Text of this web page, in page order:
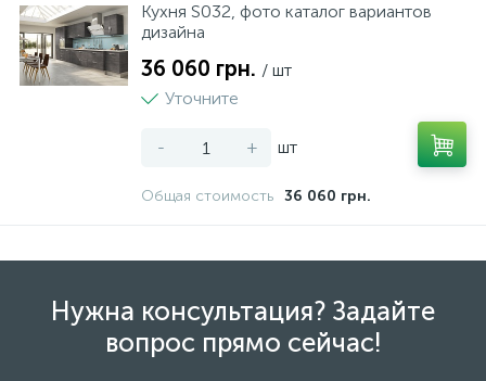
Кухня S032, фото каталог вариантов
дизайна
36 060 грн. / шт
Уточните
- + шт
Общая стоимость 36 060 грн.
Нужна консультация? Задайте
вопрос прямо сейчас!